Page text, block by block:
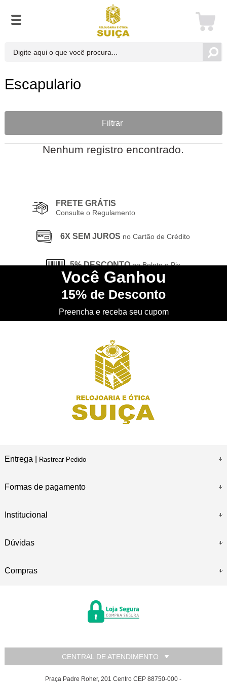
Escapulario
Filtrar
Nenhum registro encontrado.
FRETE GRÁTIS
Consulte o Regulamento
6X SEM JUROS no Cartão de Crédito
5% DESCONTO no Boleto e Pix
CONHEÇA nossa Loja Física
Você Ganhou
15% de Desconto
Preencha e receba seu cupom
Entrega | Rastrear Pedido
Formas de pagamento
Institucional
Dúvidas
Compras
CENTRAL DE ATENDIMENTO
Praça Padre Roher, 201 Centro CEP 88750-000 -